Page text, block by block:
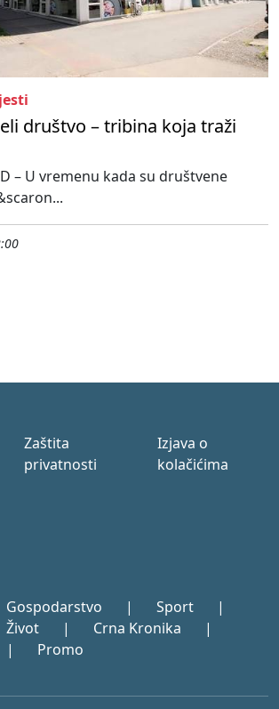
društvo – tribina koja traži
– U vremenu kada su društvene
Zaštita
privatnosti
Izjava o
kolačićima
Gospodarstvo | Sport
|
Život | Crna Kronika
|
| Promo